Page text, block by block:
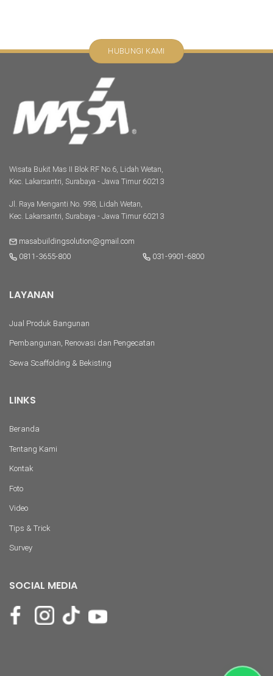
Wisata Bukit Mas II Blok RF No.6, Lidah Wetan,
Kec. Lakarsantri, Surabaya - Jawa Timur 60213
Jl. Raya Menganti No. 998, Lidah Wetan,
Kec. Lakarsantri, Surabaya - Jawa Timur 60213
masabuildingsolution@gmail.com
0811-3655-800
031-9901-6800
LAYANAN
Jual Produk Bangunan
Pembangunan, Renovasi dan Pengecatan
Sewa Scaffolding & Bekisting
LINKS
Beranda
Tentang Kami
Kontak
Foto
Video
Tips & Trick
Survey
SOCIAL MEDIA
HUBUNGI KAMI